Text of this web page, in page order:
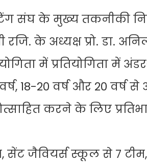
संघ के मुख्य तकनीकी
के अध्यक्ष प्रो. डा.
में प्रतियोगिता में
वर्ष, 18-20 वर्ष और 20 वर्ष
करने के लिए
सेंट जैवियर्स स्कूल से 7